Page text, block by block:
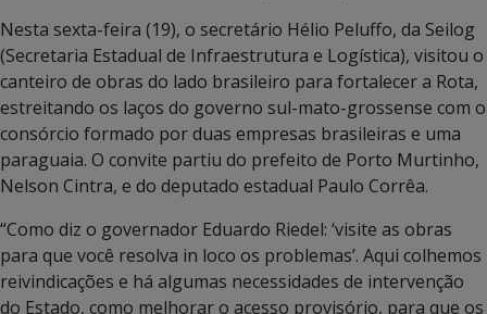
Nesta sexta-feira (19), o secretário Hélio Peluffo, da Seilog
(Secretaria Estadual de Infraestrutura e Logística), visitou o
canteiro de obras do lado brasileiro para fortalecer a Rota,
estreitando os laços do governo sul-mato-grossense com o
consórcio formado por duas empresas brasileiras e uma
paraguaia. O convite partiu do prefeito de Porto Murtinho,
Nelson Cintra, e do deputado estadual Paulo Corrêa.
“Como diz o governador Eduardo Riedel: ‘visite as obras
para que você resolva in loco os problemas’. Aqui colhemos
reivindicações e há algumas necessidades de intervenção
do Estado, como melhorar o acesso provisório, para que os